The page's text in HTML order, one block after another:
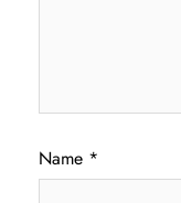
Name *